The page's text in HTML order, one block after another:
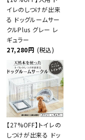
イレのしつけが出来
る ドッグルームサー
クルPlus グレー レ
ギュラー
27,280円 (税込)
【27%OFF】トイレの
しつけが出来る ドッ